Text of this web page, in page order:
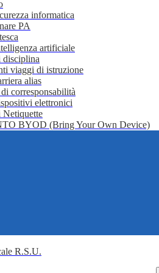
informatica
PA
artificiale
disciplina
viaggi di istruzione
alias
corresponsabilità
elettronici
Netiquette
BYOD (Bring Your Own Device)
R.S.U.